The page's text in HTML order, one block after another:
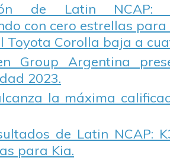
de Latin NCAP:
con cero estrellas para
Toyota Corolla baja a
Group Argentina
2023.
la máxima
de Latin NCAP:
para Kia.